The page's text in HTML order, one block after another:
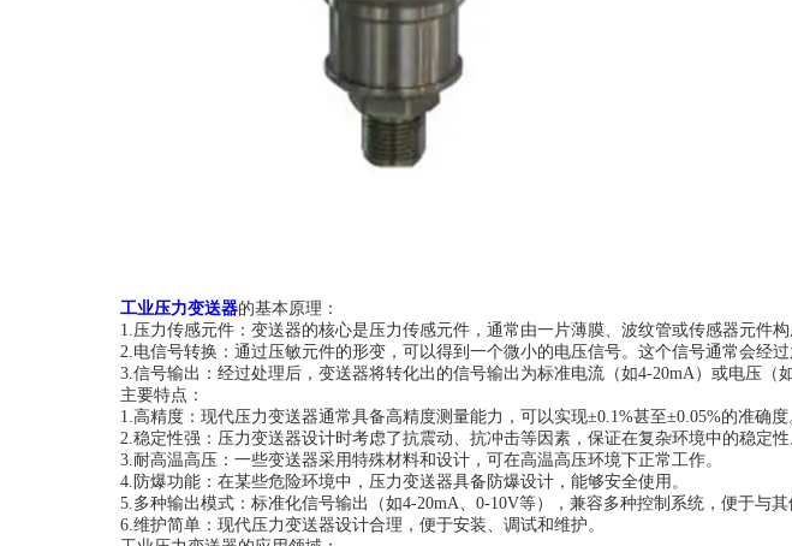
工业压力变送器的基本原理：
1.压力传感元件：变送器的核心是压力传感元件，通常由一片薄膜、波纹管或传感器元件构
2.电信号转换：通过压敏元件的形变，可以得到一个微小的电压信号。这个信号通常会经过
3.信号输出：经过处理后，变送器将转化出的信号输出为标准电流（如4-20mA）或电压（
主要特点：
1.高精度：现代压力变送器通常具备高精度测量能力，可以实现±0.1%甚至±0.05%的准确度
2.稳定性强：压力变送器设计时考虑了抗震动、抗冲击等因素，保证在复杂环境中的稳定性
3.耐高温高压：一些变送器采用特殊材料和设计，可在高温高压环境下正常工作。
4.防爆功能：在某些危险环境中，压力变送器具备防爆设计，能够安全使用。
5.多种输出模式：标准化信号输出（如4-20mA、0-10V等），兼容多种控制系统，便于与其
6.维护简单：现代压力变送器设计合理，便于安装、调试和维护。